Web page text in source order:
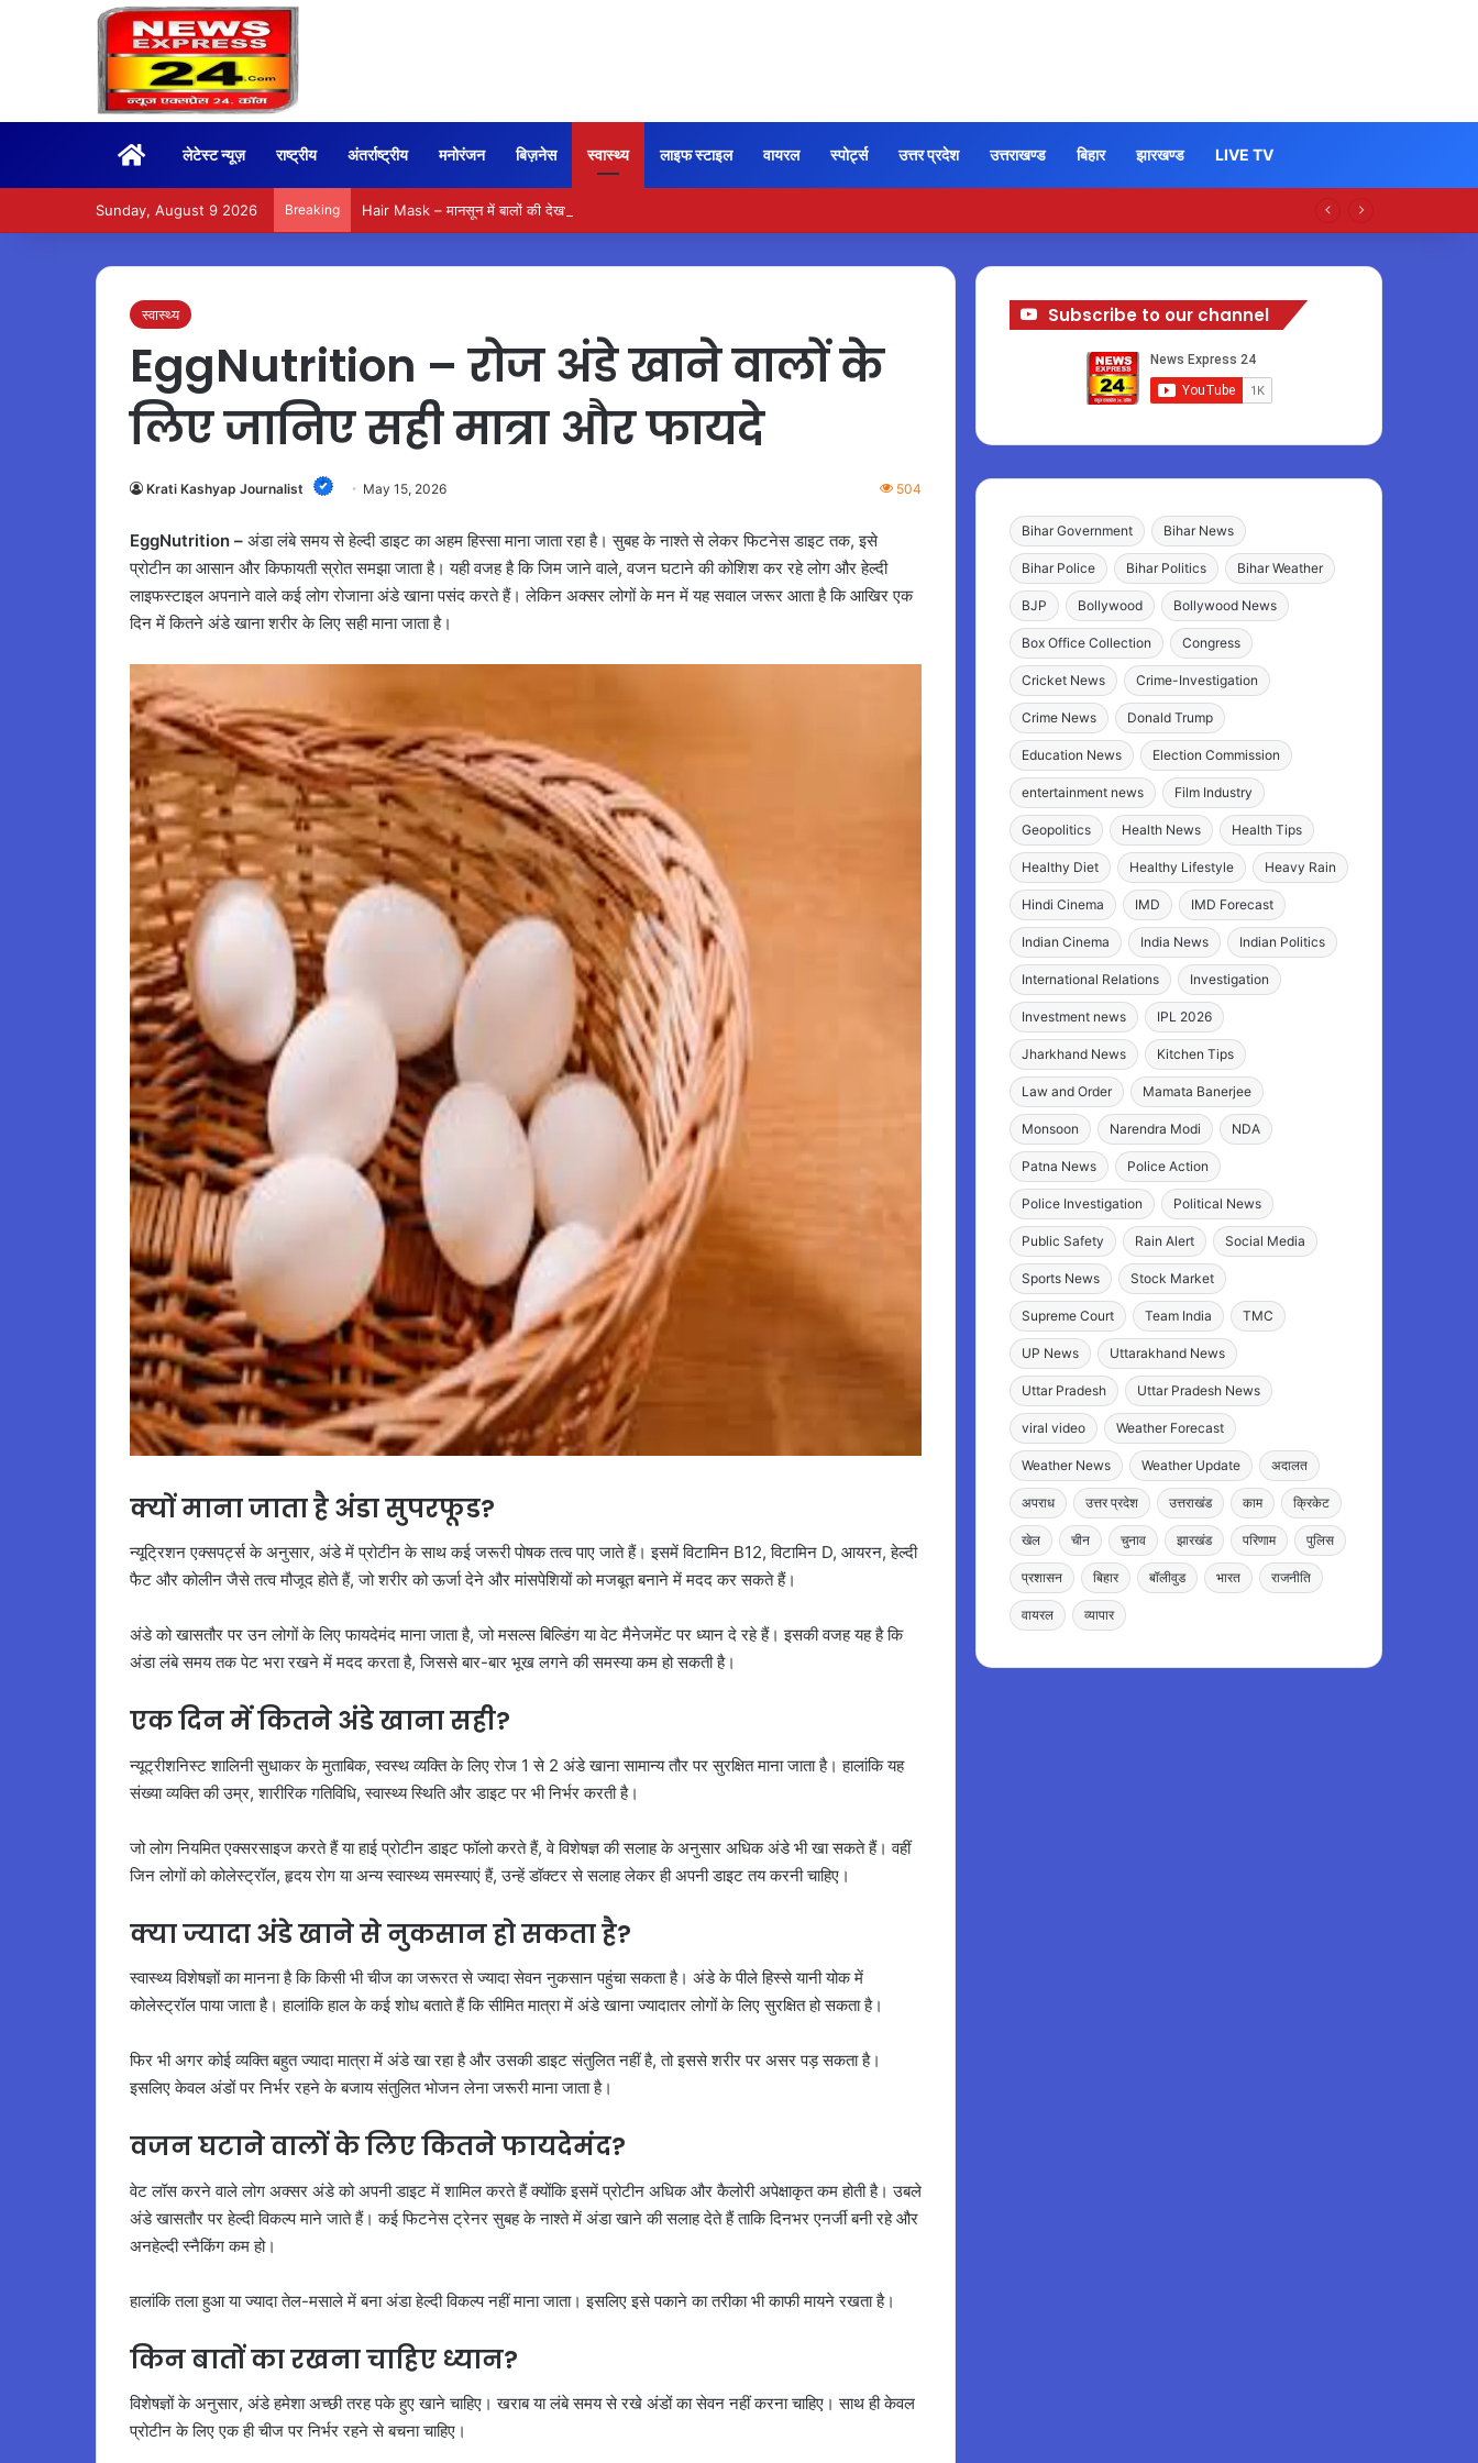
Homeलेटेस्ट न्यूज़ राष्ट्रीय अंतर्राष्ट्रीय मनोरंजन बिज़नेस स्वास्थ्य लाइफ स्टाइल वायरल स्पोर्ट्स उत्तर प्रदेश उत्तराखण्ड बिहार झारखण्ड LIVE TV
Sunday, August 9 2026 Breaking Hair Mask – मानसून में बालों की देखभाल के लिए आजमाएं अंडे का मास्क
स्वास्थ्य
EggNutrition – रोज अंडे खाने वालों के
लिए जानिए सही मात्रा और फायदे
Krati Kashyap Journalist May 15, 2026 504
EggNutrition – अंडा लंबे समय से हेल्दी डाइट का अहम हिस्सा माना जाता रहा है। सुबह के नाश्ते से लेकर फिटनेस डाइट तक, इसे
प्रोटीन का आसान और किफायती स्रोत समझा जाता है। यही वजह है कि जिम जाने वाले, वजन घटाने की कोशिश कर रहे लोग और हेल्दी
लाइफस्टाइल अपनाने वाले कई लोग रोजाना अंडे खाना पसंद करते हैं। लेकिन अक्सर लोगों के मन में यह सवाल जरूर आता है कि आखिर एक
दिन में कितने अंडे खाना शरीर के लिए सही माना जाता है।
क्यों माना जाता है अंडा सुपरफूड?
न्यूट्रिशन एक्सपर्ट्स के अनुसार, अंडे में प्रोटीन के साथ कई जरूरी पोषक तत्व पाए जाते हैं। इसमें विटामिन B12, विटामिन D, आयरन, हेल्दी
फैट और कोलीन जैसे तत्व मौजूद होते हैं, जो शरीर को ऊर्जा देने और मांसपेशियों को मजबूत बनाने में मदद कर सकते हैं।
अंडे को खासतौर पर उन लोगों के लिए फायदेमंद माना जाता है, जो मसल्स बिल्डिंग या वेट मैनेजमेंट पर ध्यान दे रहे हैं। इसकी वजह यह है कि
अंडा लंबे समय तक पेट भरा रखने में मदद करता है, जिससे बार-बार भूख लगने की समस्या कम हो सकती है।
एक दिन में कितने अंडे खाना सही?
न्यूट्रीशनिस्ट शालिनी सुधाकर के मुताबिक, स्वस्थ व्यक्ति के लिए रोज 1 से 2 अंडे खाना सामान्य तौर पर सुरक्षित माना जाता है। हालांकि यह
संख्या व्यक्ति की उम्र, शारीरिक गतिविधि, स्वास्थ्य स्थिति और डाइट पर भी निर्भर करती है।
जो लोग नियमित एक्सरसाइज करते हैं या हाई प्रोटीन डाइट फॉलो करते हैं, वे विशेषज्ञ की सलाह के अनुसार अधिक अंडे भी खा सकते हैं। वहीं
जिन लोगों को कोलेस्ट्रॉल, हृदय रोग या अन्य स्वास्थ्य समस्याएं हैं, उन्हें डॉक्टर से सलाह लेकर ही अपनी डाइट तय करनी चाहिए।
क्या ज्यादा अंडे खाने से नुकसान हो सकता है?
स्वास्थ्य विशेषज्ञों का मानना है कि किसी भी चीज का जरूरत से ज्यादा सेवन नुकसान पहुंचा सकता है। अंडे के पीले हिस्से यानी योक में
कोलेस्ट्रॉल पाया जाता है। हालांकि हाल के कई शोध बताते हैं कि सीमित मात्रा में अंडे खाना ज्यादातर लोगों के लिए सुरक्षित हो सकता है।
फिर भी अगर कोई व्यक्ति बहुत ज्यादा मात्रा में अंडे खा रहा है और उसकी डाइट संतुलित नहीं है, तो इससे शरीर पर असर पड़ सकता है।
इसलिए केवल अंडों पर निर्भर रहने के बजाय संतुलित भोजन लेना जरूरी माना जाता है।
वजन घटाने वालों के लिए कितने फायदेमंद?
वेट लॉस करने वाले लोग अक्सर अंडे को अपनी डाइट में शामिल करते हैं क्योंकि इसमें प्रोटीन अधिक और कैलोरी अपेक्षाकृत कम होती है। उबले
अंडे खासतौर पर हेल्दी विकल्प माने जाते हैं। कई फिटनेस ट्रेनर सुबह के नाश्ते में अंडा खाने की सलाह देते हैं ताकि दिनभर एनर्जी बनी रहे और
अनहेल्दी स्नैकिंग कम हो।
हालांकि तला हुआ या ज्यादा तेल-मसाले में बना अंडा हेल्दी विकल्प नहीं माना जाता। इसलिए इसे पकाने का तरीका भी काफी मायने रखता है।
किन बातों का रखना चाहिए ध्यान?
विशेषज्ञों के अनुसार, अंडे हमेशा अच्छी तरह पके हुए खाने चाहिए। खराब या लंबे समय से रखे अंडों का सेवन नहीं करना चाहिए। साथ ही केवल
प्रोटीन के लिए एक ही चीज पर निर्भर रहने से बचना चाहिए।
Subscribe to our channel
Bihar Government Bihar News
Bihar Police Bihar Politics Bihar Weather
BJP Bollywood Bollywood News
Box Office Collection Congress
Cricket News Crime-Investigation
Crime News Donald Trump
Education News Election Commission
entertainment news Film Industry
Geopolitics Health News Health Tips
Healthy Diet Healthy Lifestyle Heavy Rain
Hindi Cinema IMD IMD Forecast
Indian Cinema India News Indian Politics
International Relations Investigation
Investment news IPL 2026
Jharkhand News Kitchen Tips
Law and Order Mamata Banerjee
Monsoon Narendra Modi NDA
Patna News Police Action
Police Investigation Political News
Public Safety Rain Alert Social Media
Sports News Stock Market
Supreme Court Team India TMC
UP News Uttarakhand News
Uttar Pradesh Uttar Pradesh News
viral video Weather Forecast
Weather News Weather Update अदालत
अपराध उत्तर प्रदेश उत्तराखंड काम क्रिकेट
खेल चीन चुनाव झारखंड परिणाम पुलिस
प्रशासन बिहार बॉलीवुड भारत राजनीति
वायरल व्यापार